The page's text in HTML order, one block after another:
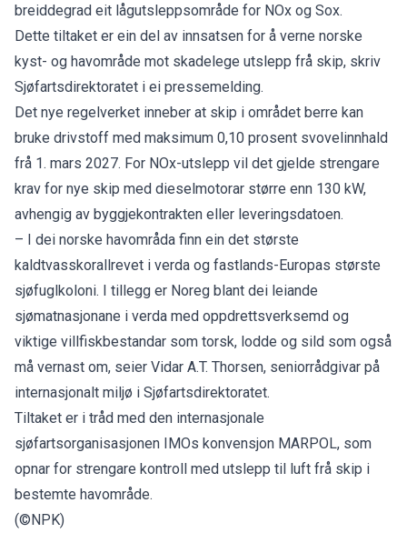
breiddegrad eit lågutsleppsområde for NOx og Sox.
Dette tiltaket er ein del av innsatsen for å verne norske
kyst- og havområde mot skadelege utslepp frå skip, skriv
Sjøfartsdirektoratet i ei pressemelding.
Det nye regelverket inneber at skip i området berre kan
bruke drivstoff med maksimum 0,10 prosent svovelinnhald
frå 1. mars 2027. For NOx-utslepp vil det gjelde strengare
krav for nye skip med dieselmotorar større enn 130 kW,
avhengig av byggjekontrakten eller leveringsdatoen.
– I dei norske havområda finn ein det største
kaldtvasskorallrevet i verda og fastlands-Europas største
sjøfuglkoloni. I tillegg er Noreg blant dei leiande
sjømatnasjonane i verda med oppdrettsverksemd og
viktige villfiskbestandar som torsk, lodde og sild som også
må vernast om, seier Vidar A.T. Thorsen, seniorrådgivar på
internasjonalt miljø i Sjøfartsdirektoratet.
Tiltaket er i tråd med den internasjonale
sjøfartsorganisasjonen IMOs konvensjon MARPOL, som
opnar for strengare kontroll med utslepp til luft frå skip i
bestemte havområde.
(©NPK)